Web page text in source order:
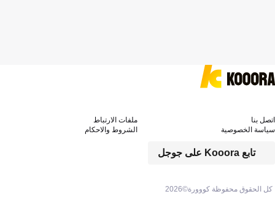
كل الحقوق محفوظة كووورة©2026
تابع Kooora على جوجل
اتصل بنا
ملفات الارتباط
سياسة الخصوصية
الشروط والاحكام